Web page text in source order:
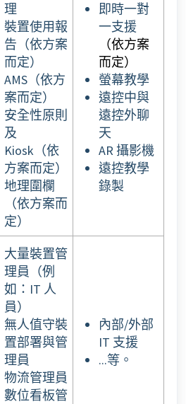
理
裝置使用報
告（依方案
而定）
AMS（依方
案而定）
安全性原則
及
Kiosk（依
方案而定）
地理圍欄
（依方案而
定）
即時一對
一支援
（依方案
而定）
螢幕教學
遠控中與
遠控外聊
天
AR 攝影機
遠控教學
錄製
大量裝置管
理員（例
如：IT 人
員）
無人值守裝
置部署與管
理員
物流管理員
數位看板管
內部/外部
IT 支援
...等。